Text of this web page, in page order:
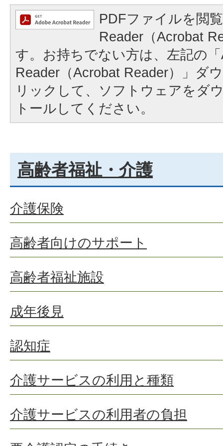
PDFファイルを閲
Reader（Acrobat
す。お持ちでない方は、左記の
Reader（Acrobat Reader）」ダ
リックして、ソフトウェアをダ
トールしてください。
高齢者福祉・介護
介護保険
高齢者向けのサポート
高齢者福祉施設
成年後見
認知症
介護サービスの利用と種類
介護サービスの利用者の負担